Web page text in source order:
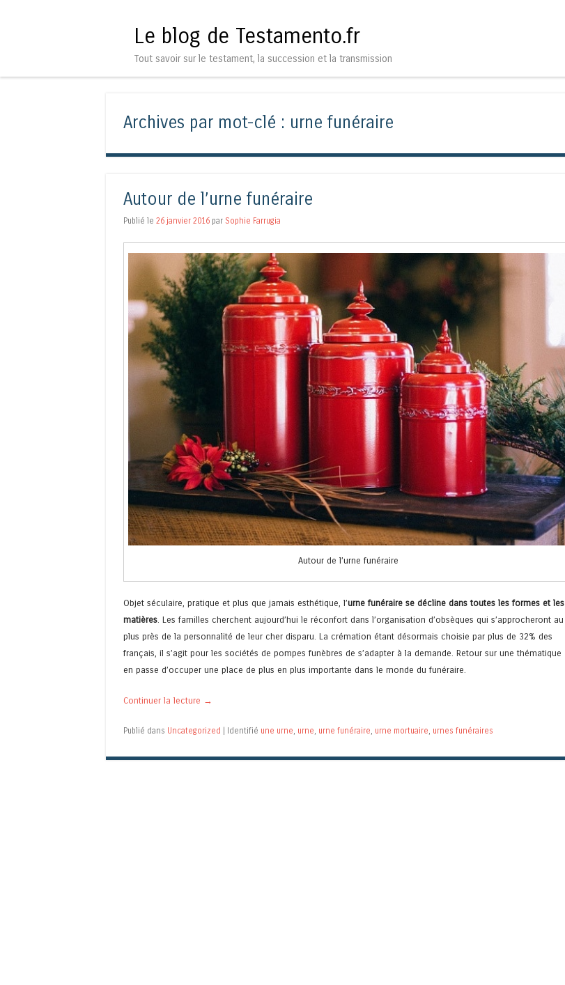
Le blog de Testamento.fr
Tout savoir sur le testament, la succession et la transmission
Archives par mot-clé : urne funéraire
Autour de l’urne funéraire
Publié le 26 janvier 2016 par Sophie Farrugia
Autour de l’urne funéraire
Objet séculaire, pratique et plus que jamais esthétique, l’urne funéraire se décline dans toutes les formes et les
matières. Les familles cherchent aujourd’hui le réconfort dans l’organisation d’obsèques qui s’approcheront au
plus près de la personnalité de leur cher disparu. La crémation étant désormais choisie par plus de 32% des
français, il s’agit pour les sociétés de pompes funèbres de s’adapter à la demande. Retour sur une thématique
en passe d’occuper une place de plus en plus importante dans le monde du funéraire.
Continuer la lecture →
Publié dans Uncategorized | Identifié une urne urne urne funéraire urne mortuaire urnes funéraires